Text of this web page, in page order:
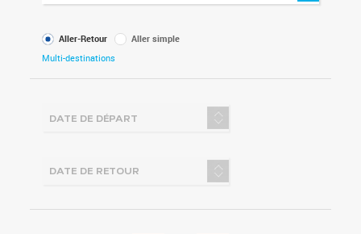
Type
de
Aller-Retour
Aller simple
Multi-destinations